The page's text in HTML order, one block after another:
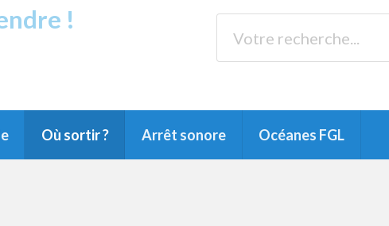
!
Où sortir ? Arrêt sonore Océanes FGL